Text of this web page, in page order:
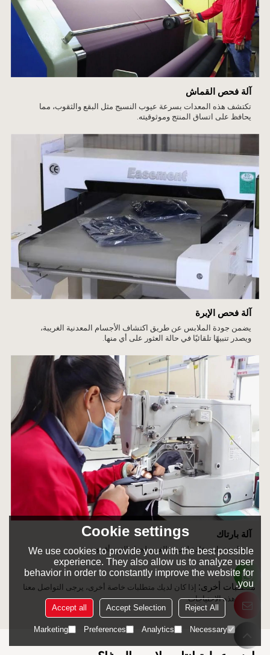
آلة فحص القماش
تكتشف هذه المعدات بسرعة عيوب النسيج مثل البقع والثقوب، مما
يحافظ على اتساق المنتج وموثوقيته.
آلة فحص الإبرة
يضمن جودة الملابس عن طريق اكتشاف الأجسام المعدنية الغريبة،
ويصدر تنبيهًا تلقائيًا في حالة العثور على أي منها.
آلة بارتاك
يتم استخدامه عادة لتقوية الغرز، لجعل الغرز أقوى.
متطلبات أخرى: إذا كان لديك متطلبات خاصة أخرى، يرجى التواصل معنا
بشأن هذه الاحتياجات.
Cookie settings
We use cookies to provide you with the best possible
experience. They also allow us to analyze user
behavior in order to constantly improve the website for
you.
Reject All
Accept Selection
Accept all
Necessary
Analytics
Preferences
Marketing